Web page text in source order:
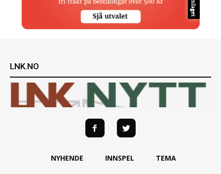
LNK.NO
NYHENDE INNSPEL TEMA